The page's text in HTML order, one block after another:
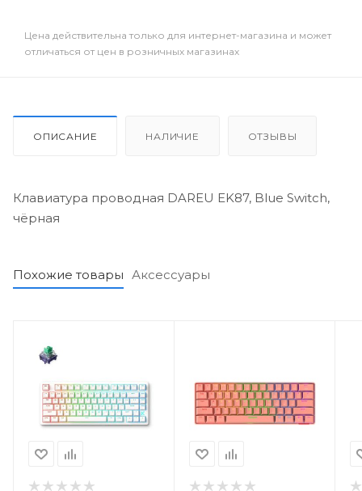
Цена действительна только для интернет-магазина и может
отличаться от цен в розничных магазинах
ОПИСАНИЕ НАЛИЧИЕ ОТЗЫВЫ
Клавиатура проводная DAREU EK87, Blue Switch,
чёрная
Похожие товары Аксессуары